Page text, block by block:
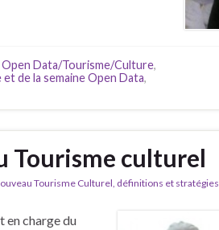
Open Data/Tourisme/Culture,
de la semaine Open Data,
Tourisme culturel
Tourisme Culturel, définitions et stratégies
en charge du